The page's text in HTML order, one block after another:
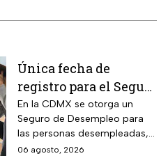
Única fecha de
registro para el Seguro
de Desempleo en
CDMX que da 3 mil
566 pesos
En la CDMX se otorga un
Seguro de Desempleo para
las personas desempleadas,
así que si perdiste tu trabajo
06 agosto, 2026